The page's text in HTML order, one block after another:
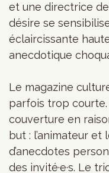
et une directrice
désire se
éclaircissante
anecdotique
Le magazine
parfois trop courte.
couverture en
but : l’animateur
d’anecdotes
des invité·e·s. Le